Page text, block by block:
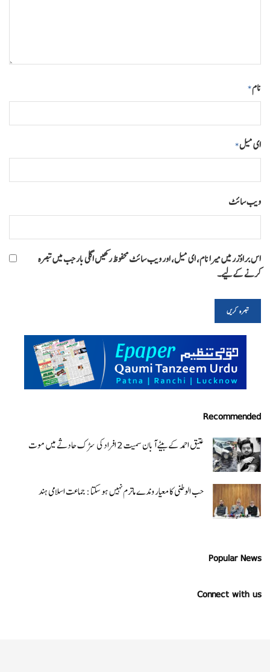
نام*
ای میل*
ویب‌ سائٹ
اس براؤزر میں میرا نام، ای میل، اور ویب سائٹ محفوظ رکھیں اگلی بار جب میں تبصرہ
کرنے کےلیے۔
Recommended
عتیق احمد کے بیٹے آبان سمیت 2 افراد کی سڑک حادثے میں موت
حب الوطنی کا معیار وندے ماترم نہیں ہو سکتا : جماعت اسلامی ہند
Popular News
Connect with us